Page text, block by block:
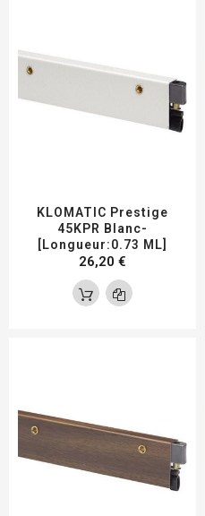
KLOMATIC Prestige
45KPR Blanc-
[Longueur:0.73 ML]
26,20 €